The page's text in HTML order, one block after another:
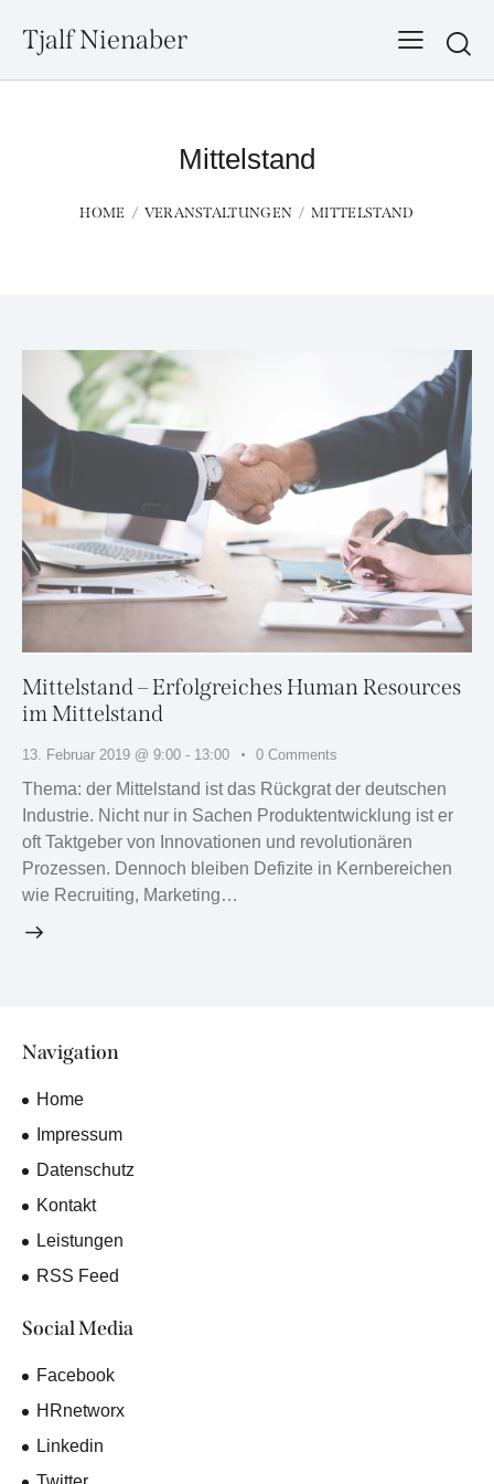
Tjalf Nienaber
Mittelstand
HOME VERANSTALTUNGEN MITTELSTAND
Mittelstand – Erfolgreiches Human Resources
im Mittelstand
13. Februar 2019 @ 9:00 - 13:00 0 Comments
Thema: der Mittelstand ist das Rückgrat der deutschen
Industrie. Nicht nur in Sachen Produktentwicklung ist er
oft Taktgeber von Innovationen und revolutionären
Prozessen. Dennoch bleiben Defizite in Kernbereichen
wie Recruiting, Marketing…
Navigation
Home
Impressum
Datenschutz
Kontakt
Leistungen
RSS Feed
Social Media
Facebook
HRnetworx
Linkedin